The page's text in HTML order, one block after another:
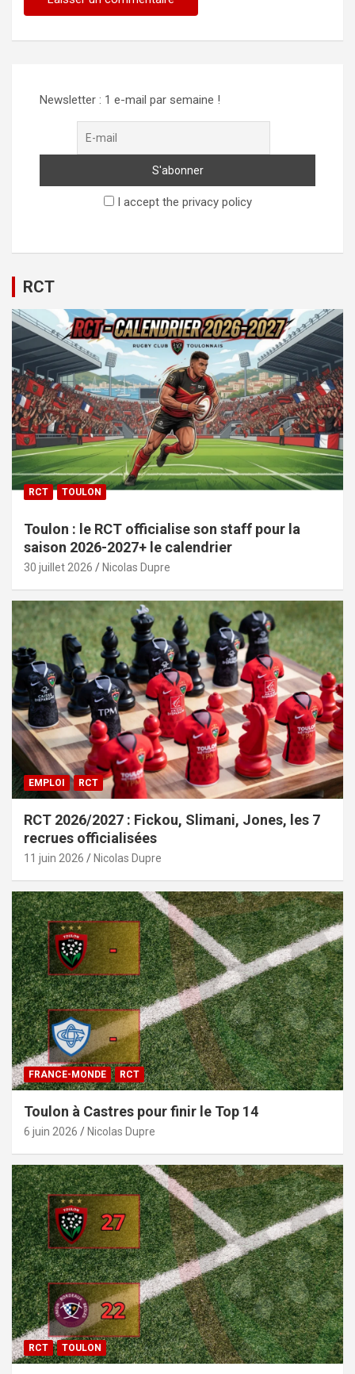
Newsletter : 1 e-mail par semaine !
I accept the privacy policy
RCT
RCT TOULON
Toulon : le RCT officialise son staff pour la
saison 2026-2027+ le calendrier
30 juillet 2026 Nicolas Dupre
EMPLOI RCT
RCT 2026/2027 : Fickou, Slimani, Jones, les 7
recrues officialisées
11 juin 2026 Nicolas Dupre
FRANCE-MONDE RCT
Toulon à Castres pour finir le Top 14
6 juin 2026 Nicolas Dupre
RCT TOULON